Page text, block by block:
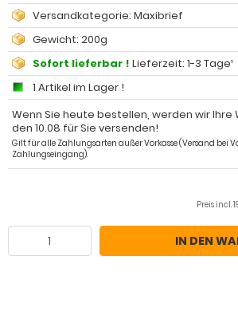
Versandkategorie: Maxibrief
Gewicht: 200g
Sofort lieferbar ! Lieferzeit: 1-3 Tage¹
1 Artikel im Lager !
Wenn Sie heute bestellen, werden wir Ihre
den 10.08 für Sie versenden!
Gilt für alle Zahlungsarten außer Vorkasse (Versand bei
Zahlungseingang).
Preis incl.
IN DEN